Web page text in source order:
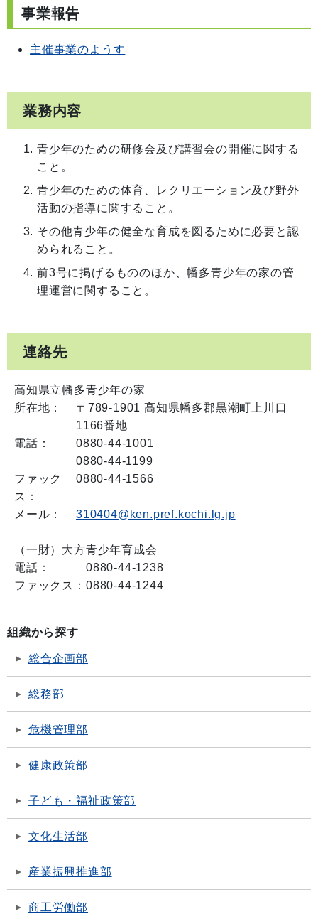
事業報告
主催事業のようす
業務内容
青少年のための研修会及び講習会の開催に関する
こと。
青少年のための体育、レクリエーション及び野外
活動の指導に関すること。
その他青少年の健全な育成を図るために必要と認
められること。
前3号に掲げるもののほか、幡多青少年の家の管
理運営に関すること。
連絡先
高知県立幡多青少年の家
所在地：
〒789-1901 高知県幡多郡黒潮町上川口
1166番地
電話：
0880-44-1001
0880-44-1199
ファック
ス：
0880-44-1566
メール： 310404@ken.pref.kochi.lg.jp
（一財）大方青少年育成会
電話：
0880-44-1238
ファックス： 0880-44-1244
組織から探す
総合企画部
総務部
危機管理部
健康政策部
子ども・福祉政策部
文化生活部
産業振興推進部
商工労働部